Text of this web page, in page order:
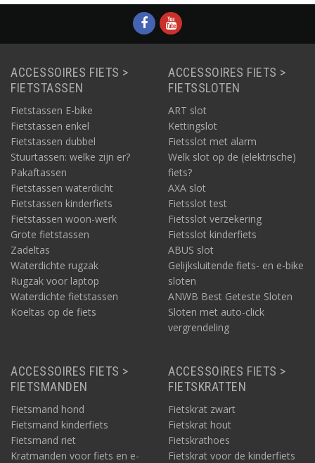
Snack-pack
Een extra fietsslot, bijvoorbeeld eencompact vouwslot
een sterk kettingslot
Verlichting
Tie-wraps en ducttape
Ook heel handig om mee te nemen: een reservesleutel van uw
fietsslot(en).
Gaat u met de auto op vakantie en neemt u de fiets(en) mee?
Kijk dan eens bij onzefietsendragers!
Bij Fietsparadijs.com vindt u alles wat u nodig heeft voor een
ontspannen fietstocht of fietsvakantie. Wij wensen u veel plezier
met het uitzoeken van de fietsaccessoires voor uw vakantie!
ACCESSOIRES FIETS >
FIETSTASSEN
Fietstassen E-bike
Fietstassen enkel
Fietstassen dubbel
Stuurtassen: welke zijn er?
Pakaftassen
Fietstassen waterdicht
Fietstassen kinderfiets
Fietstassen woon-werk
Grote fietstassen
Zadeltas
Waterdichte rugzak
Rugzak voor laptop
Waterdichte fietstassen
Koeltas op de fiets
ACCESSOIRES FIETS >
FIETSSLOTEN
ART slot
Kettingslot
Fietsslot met alarm
Welk slot op de (elektrische)
fiets?
AXA slot
Fietsslot test
Fietsslot verzekering
Fietsslot kinderfiets
ABUS slot
Gelijksluitende fiets- en e-bike
sloten
ANWB Best Geteste Sloten
Sloten met auto-click
vergrendeling
ACCESSOIRES FIETS >
FIETSMANDEN
Fietsmand hond
Fietsmand kinderfiets
Fietsmand riet
Kratmanden voor fiets en e-
ACCESSOIRES FIETS >
FIETSKRATTEN
Fietskrat zwart
Fietskrat hout
Fietskrathoes
Fietskrat voor de kinderfiets